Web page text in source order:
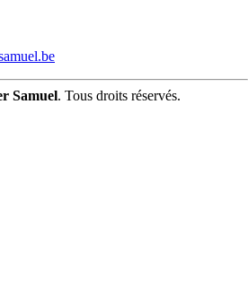
Samuel. Tous droits réservés.